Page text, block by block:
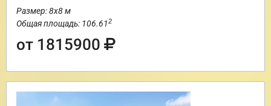
Размер: 8х8 м
Общая площадь: 106.612
от 1815900